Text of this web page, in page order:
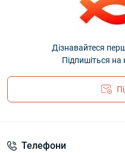
Дізнавайтеся
Підпишіться
Телефони